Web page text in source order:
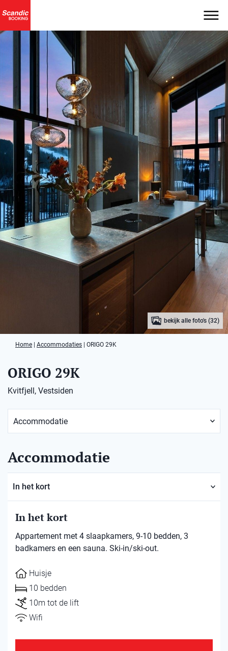
bekijk alle foto's (32)
Home Accommodaties ORIGO 29K
ORIGO 29K
Kvitfjell, Vestsiden
Accommodatie
In het kort
In het kort
Appartement met 4 slaapkamers, 9-10 bedden, 3
badkamers en een sauna. Ski-in/ski-out.
Huisje
10 bedden
10m tot de lift
Wifi